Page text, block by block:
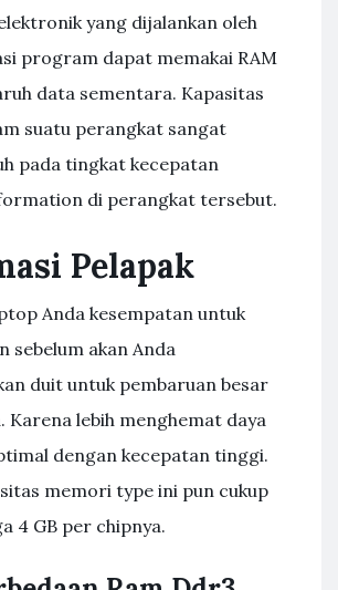
yang dijalankan oleh
program dapat memakai RAM
data sementara. Kapasitas
suatu perangkat sangat
pada tingkat kecepatan
di perangkat tersebut.
Pelapak
Anda kesempatan untuk
sebelum akan Anda
duit untuk pembaruan besar
Karena lebih menghemat daya
dengan kecepatan tinggi.
memori type ini pun cukup
4 GB per chipnya.